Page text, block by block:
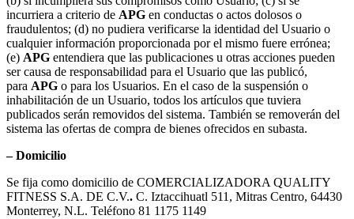
incurriera a criterio de APG en conductas o actos dolosos o
fraudulentos; (d) no pudiera verificarse la identidad del Usuario o
cualquier información proporcionada por el mismo fuere errónea;
(e) APG entendiera que las publicaciones u otras acciones pueden
ser causa de responsabilidad para el Usuario que las publicó,
para APG o para los Usuarios. En el caso de la suspensión o
inhabilitación de un Usuario, todos los artículos que tuviera
publicados serán removidos del sistema. También se removerán del
sistema las ofertas de compra de bienes ofrecidos en subasta.
– Domicilio
Se fija como domicilio de COMERCIALIZADORA QUALITY
FITNESS S.A. DE C.V.. C. Iztaccihuatl 511, Mitras Centro, 64430
Monterrey, N.L. Teléfono 81 1175 1149